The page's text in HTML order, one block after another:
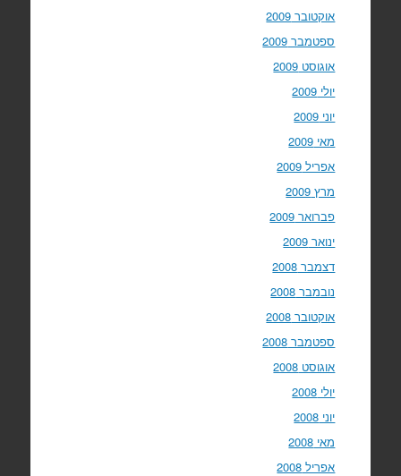
אוקטובר 2009
ספטמבר 2009
אוגוסט 2009
יולי 2009
יוני 2009
מאי 2009
אפריל 2009
מרץ 2009
פברואר 2009
ינואר 2009
דצמבר 2008
נובמבר 2008
אוקטובר 2008
ספטמבר 2008
אוגוסט 2008
יולי 2008
יוני 2008
מאי 2008
אפריל 2008